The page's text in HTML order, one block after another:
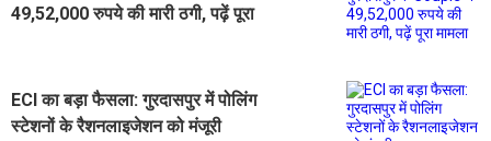
49,52,000 रुपये की मारी ठगी, पढ़ें पूरा
ECI का बड़ा फैसला: गुरदासपुर में पोलिंग
स्टेशनों के रैशनलाइजेशन को मंजूरी